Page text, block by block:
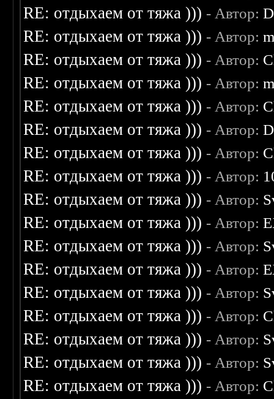
RE: отдыхаем от тяжа ))) - Автор:
RE: отдыхаем от тяжа ))) - Автор:
RE: отдыхаем от тяжа ))) - Автор:
RE: отдыхаем от тяжа ))) - Автор:
RE: отдыхаем от тяжа ))) - Автор:
RE: отдыхаем от тяжа ))) - Автор:
RE: отдыхаем от тяжа ))) - Автор:
RE: отдыхаем от тяжа ))) - Автор:
RE: отдыхаем от тяжа ))) - Автор:
RE: отдыхаем от тяжа ))) - Автор:
RE: отдыхаем от тяжа ))) - Автор:
RE: отдыхаем от тяжа ))) - Автор:
RE: отдыхаем от тяжа ))) - Автор:
RE: отдыхаем от тяжа ))) - Автор:
RE: отдыхаем от тяжа ))) - Автор:
RE: отдыхаем от тяжа ))) - Автор:
RE: отдыхаем от тяжа ))) - Автор: